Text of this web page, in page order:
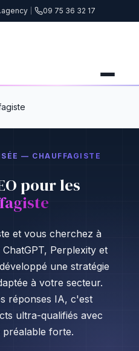
09 75 36 32 17
— CHAUFFAGISTE
pour les
et vous cherchez à
Perplexity et
une stratégie
à votre secteur.
réponses IA, c'est
ultra-qualifiés avec
forte.